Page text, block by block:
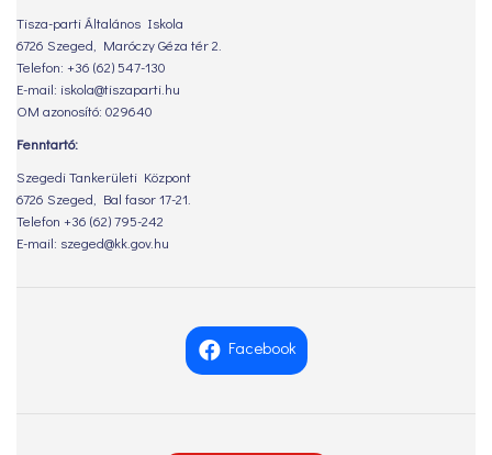
Tisza-parti Általános Iskola
6726 Szeged, Maróczy Géza tér 2.
Telefon: +36 (62) 547-130
E-mail: iskola@tiszaparti.hu
OM azonosító: 029640
Fenntartó:
Szegedi Tankerületi Központ
6726 Szeged, Bal fasor 17-21.
Telefon +36 (62) 795-242
E-mail: szeged@kk.gov.hu
Facebook